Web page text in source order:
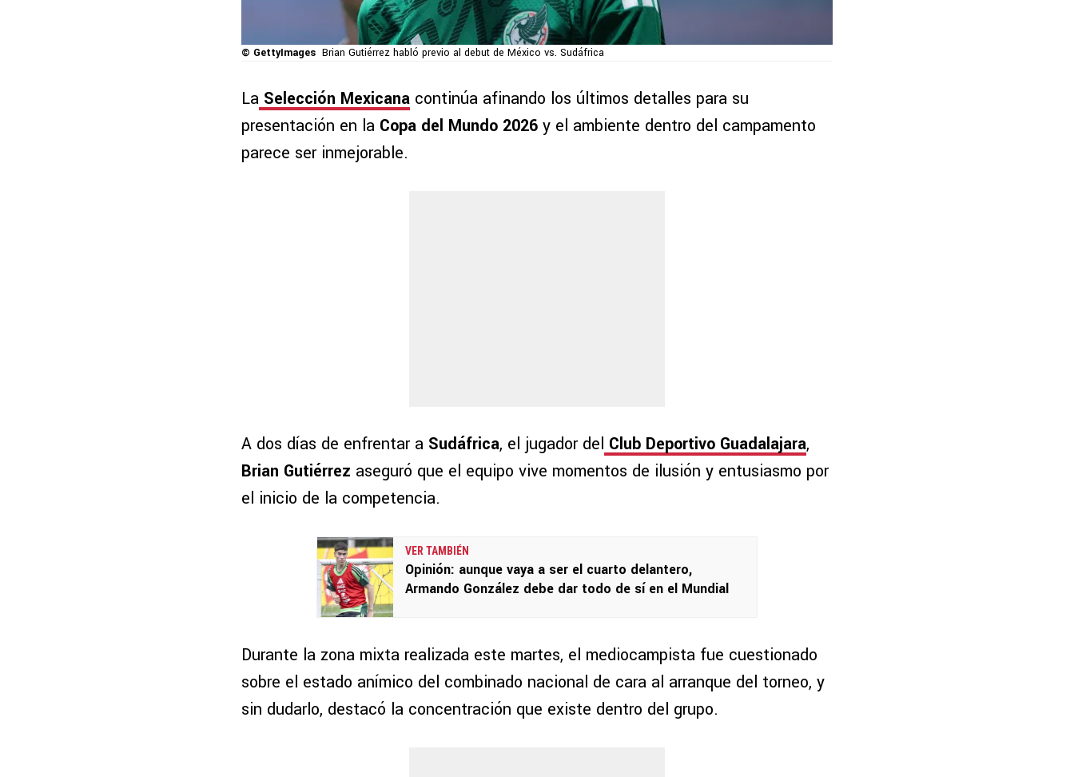
© GettyImages Brian Gutiérrez habló previo al debut de México vs. Sudáfrica
La Selección Mexicana continúa afinando los últimos detalles para su
presentación en la Copa del Mundo 2026 y el ambiente dentro del campamento
parece ser inmejorable.
A dos días de enfrentar a Sudáfrica, el jugador del Club Deportivo Guadalajara,
Brian Gutiérrez aseguró que el equipo vive momentos de ilusión y entusiasmo por
el inicio de la competencia.
VER TAMBIÉN
Opinión: aunque vaya a ser el cuarto delantero,
Armando González debe dar todo de sí en el Mundial
Durante la zona mixta realizada este martes, el mediocampista fue cuestionado
sobre el estado anímico del combinado nacional de cara al arranque del torneo, y
sin dudarlo, destacó la concentración que existe dentro del grupo.